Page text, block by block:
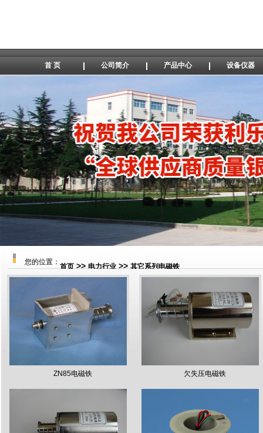
首 页 公司简介 产品中心 设备仪器
您的位置：
首页>>电力行业>>其它系列电磁铁
ZN85电磁铁 欠失压电磁铁